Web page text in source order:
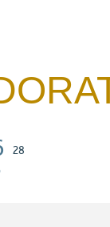
28